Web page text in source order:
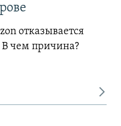
отказывается
В чем причина?